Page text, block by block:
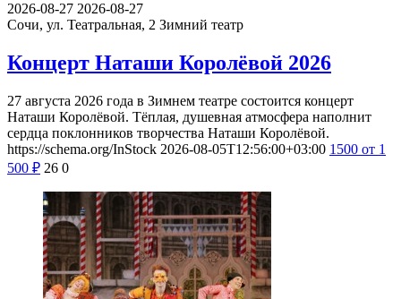
2026-08-27 2026-08-27
Сочи, ул. Театральная, 2 Зимний театр
Концерт Наташи Королёвой 2026
27 августа 2026 года в Зимнем театре состоится концерт
Наташи Королёвой. Тёплая, душевная атмосфера наполнит
сердца поклонников творчества Наташи Королёвой.
https://schema.org/InStock 2026-08-05T12:56:00+03:00 1500 от 1
500 ₽ 26 0